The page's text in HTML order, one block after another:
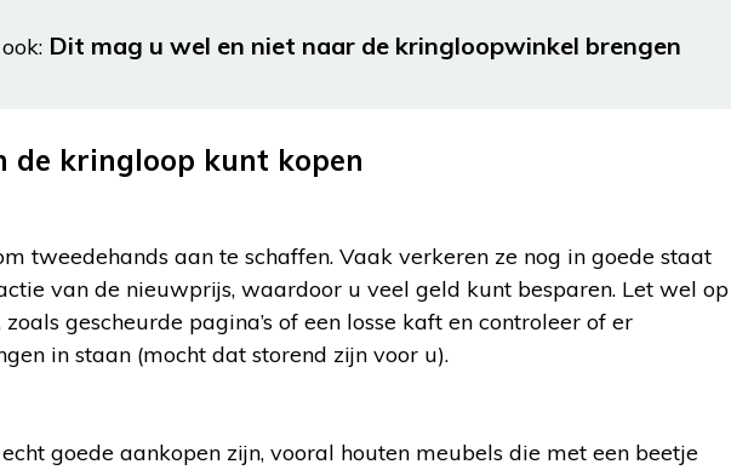
Dit mag u wel en niet naar de kringloopwinkel brengen
de kringloop kunt kopen
tweedehands aan te schaffen. Vaak verkeren ze nog in goede staat
van de nieuwprijs, waardoor u veel geld kunt besparen. Let wel op
gescheurde pagina’s of een losse kaft en controleer of er
in staan (mocht dat storend zijn voor u).
goede aankopen zijn, vooral houten meubels die met een beetje